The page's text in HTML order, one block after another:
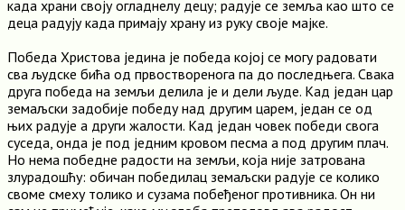
када храни своју огладнелу децу; радује се земља као што се
деца радују када примају храну из руку своје мајке.
Победа Христова једина је победа којој се могу радовати
сва људске бића од првостворенога па до последњега. Свака
друга победа на земљи делила је и дели људе. Кад један цар
земаљски задобије победу над другим царем, један се од
њих радује а други жалости. Кад један човек победи свога
суседа, онда је под једним кровом песма а под другим плач.
Но нема победне радости на земљи, која није затрована
злурадошћу: обичан победилац земаљски радује се колико
своме смеху толико и сузама побеђеног противника. Он ни